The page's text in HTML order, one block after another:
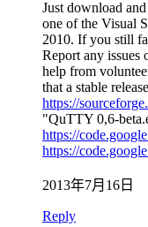
Just download
one of the Visual
2010. If you still
Report any issues
help from
that a stable
https://
"QuTTY 0,6-
https://
https://
2013年7月16日
Reply